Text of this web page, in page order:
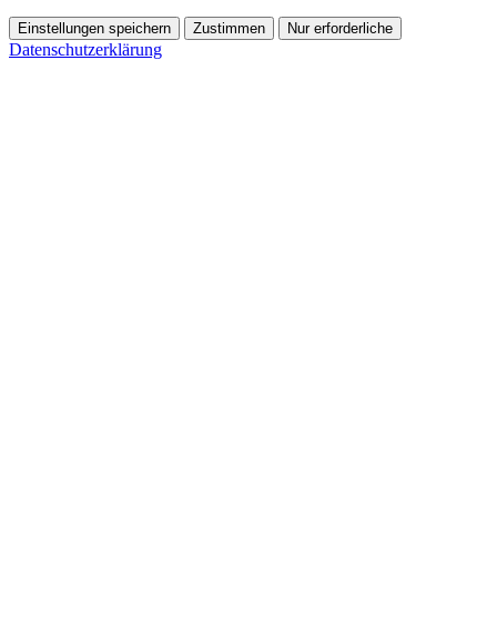
Einstellungen speichern Zustimmen Nur erforderliche
Datenschutzerklärung